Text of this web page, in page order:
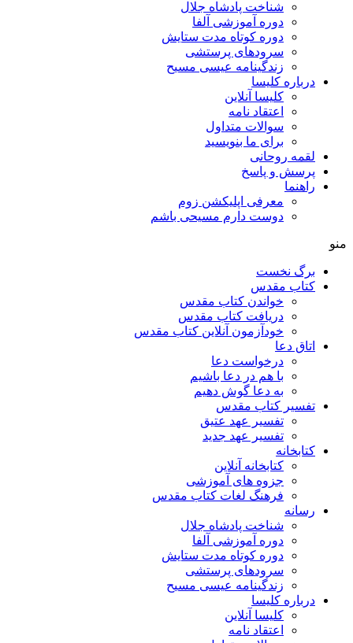
شناخت پادشاه جلال
دوره آموزشی آلفا
دوره کوتاه مدت ستایش
سرودهای پرستشی
زندگینامه عیسی مسیح
درباره کلیسا
کلیسا آنلاین
اعتقاد نامه
سوالات متداول
برای ما بنویسید
لقمه روحانی
پرسش و پاسخ
راهنما
معرفی اپلیکشن زوم
دوست دارم مسیحی باشم
منو
برگ نخست
کتاب مقدس
خواندن کتاب مقدس
دریافت کتاب مقدس
خودآزمون آنلاین کتاب مقدس
اتاق دعا
درخواست دعا
با هم در دعا باشیم
به دعا گوش دهیم
تفسیر کتاب مقدس
تفسیر عهد عتیق
تفسیر عهد جدید
کتابخانه
کتابخانه آنلاین
جزوه های آموزشی
فرهنگ لغات کتاب مقدس
رسانه
شناخت پادشاه جلال
دوره آموزشی آلفا
دوره کوتاه مدت ستایش
سرودهای پرستشی
زندگینامه عیسی مسیح
درباره کلیسا
کلیسا آنلاین
اعتقاد نامه